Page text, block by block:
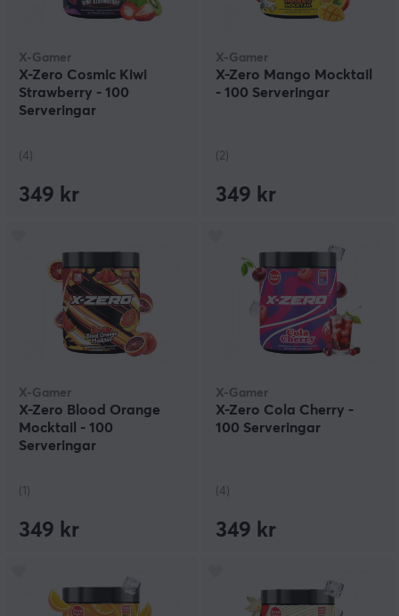
X-Gamer
X-Zero Cosmic Kiwi
Strawberry - 100
Serveringar
(4)
349 kr
X-Gamer
X-Zero Mango Mocktail
- 100 Serveringar
(2)
349 kr
X-Gamer
X-Zero Blood Orange
Mocktail - 100
Serveringar
(1)
349 kr
X-Gamer
X-Zero Cola Cherry -
100 Serveringar
(4)
349 kr